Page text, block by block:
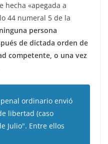
hecha «apegada a
44 numeral 5 de la
persona
de dictada orden de
competente, o una vez
ordinario envió
libertad (caso
Julio". Entre ellos